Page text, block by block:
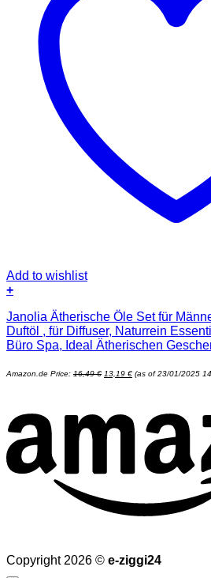
Add to wishlist
+
Janolia Ätherische Öle Set für
Duftöl , für Diffuser, Naturrein
Büro Spa, Ideal Ätherischen
Amazon.de Price: 16,49€
Ursprünglicher
Preis
13,19 €
Aktueller
Preis
(as of 23/01/2025
Copyright 2026 © e-ziggi24